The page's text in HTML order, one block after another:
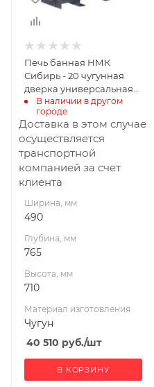
Материал
Чугун
Вид топлива
Дрова
Диаметр дымохода,
мм
115
Длина дров, мм
360
180
12
Печь банная НМК
Сибирь - 20 чугунная
дверка универсальная
сетка пруток
В наличии в другом
городе
Доставка в этом случае
осуществляется
транспортной
компанией за счет
клиента
Ширина, мм
490
Глубина, мм
765
Высота, мм
710
Материал изготовления
Чугун
40 510 руб./шт
В КОРЗИНУ